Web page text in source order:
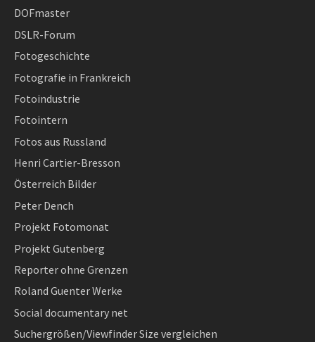
DOFmaster
DSLR-Forum
Fotogeschichte
Fotografie in Frankreich
Fotoindustrie
Fotointern
Fotos aus Russland
Henri Cartier-Bresson
Österreich Bilder
Peter Dench
Projekt Fotomonat
Projekt Gutenberg
Reporter ohne Grenzen
Roland Guenter Werke
Social documentary net
Suchergrößen/Viewfinder Size vergleichen